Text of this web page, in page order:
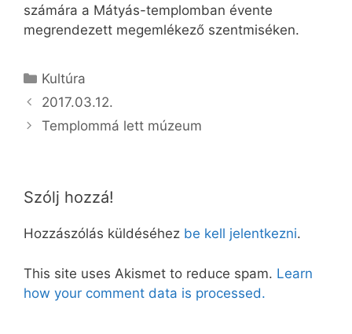
számára a Mátyás-templomban évente
megrendezett megemlékező szentmiséken.
Kategória
Kultúra
2017.03.12.
Templommá lett múzeum
Szólj hozzá!
Hozzászólás küldéséhez be kell jelentkezni.
This site uses Akismet to reduce spam. Learn
how your comment data is processed.